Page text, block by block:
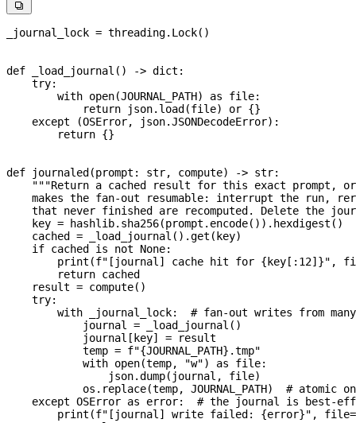

_journal_lock = threading.Lock()
def _load_journal () -> dict :
    try
:
        with
open(JOURNAL_PATH) as file:
            return
json.load(file) or {}
    except
(OSError, json.JSONDecodeError):
        return
{}
def journaled (prompt : str, compute) -> str:
"""Return a cached result for this exact prompt,
makes the fan-out resumable: interrupt the run,
that never finished are recomputed. Delete the
    key
= hashlib.sha256(prompt.encode()).hexdigest()
    cached
= _load_journal().get(key)
    if
cached is not None:
        print
(f"[journal] cache hit for { key[: 12] }" ,
        return
cached
    result
= compute()
    try
:
        with
_journal_lock: # fan-out writes from
            journal
= _load_journal()
            journal[key]
= result
            temp
= f"{JOURNAL_PATH} .tmp"
            with
open(temp, "w") as file:
                json.dump(journal,
file)
            os.replace(temp,
JOURNAL_PATH) # atomic on
    except
OSError as error: # the journal is best-
        print
(f"[journal] write failed: {error}" , file=